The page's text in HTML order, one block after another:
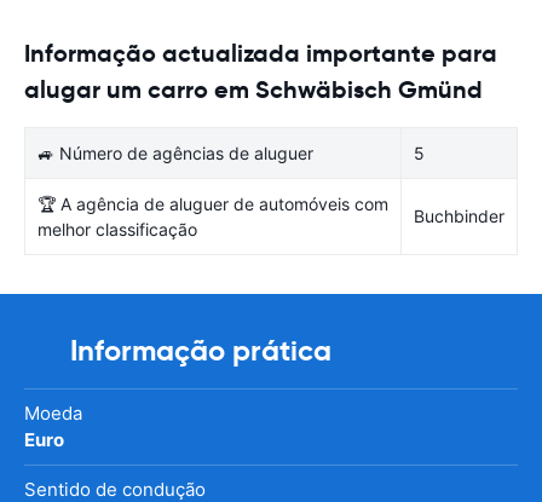
Informação actualizada importante para
alugar um carro em Schwäbisch Gmünd
🚙 Número de agências de aluguer 5
🏆 A agência de aluguer de automóveis com
melhor classificação
Buchbinder
Informação prática
Moeda
Euro
Sentido de condução